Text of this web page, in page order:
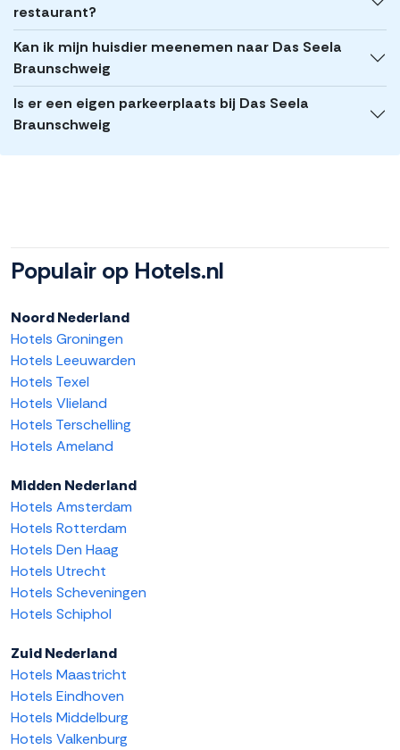
restaurant?
Kan ik mijn huisdier meenemen naar Das Seela
Braunschweig
Is er een eigen parkeerplaats bij Das Seela
Braunschweig
Populair op Hotels.nl
Noord Nederland
Hotels Groningen
Hotels Leeuwarden
Hotels Texel
Hotels Vlieland
Hotels Terschelling
Hotels Ameland
Midden Nederland
Hotels Amsterdam
Hotels Rotterdam
Hotels Den Haag
Hotels Utrecht
Hotels Scheveningen
Hotels Schiphol
Zuid Nederland
Hotels Maastricht
Hotels Eindhoven
Hotels Middelburg
Hotels Valkenburg